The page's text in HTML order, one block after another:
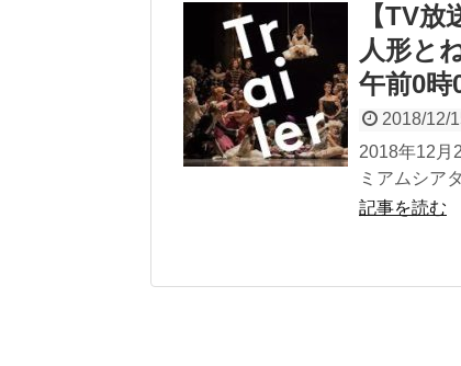
【TV
人形と
午前0時
2018/12/
2018年12月
ミアムシア
記事を読む